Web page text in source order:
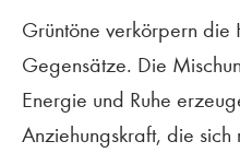
Grüntöne verkörpern die
Gegensätze. Die
Energie und Ruhe
Anziehungskraft, die